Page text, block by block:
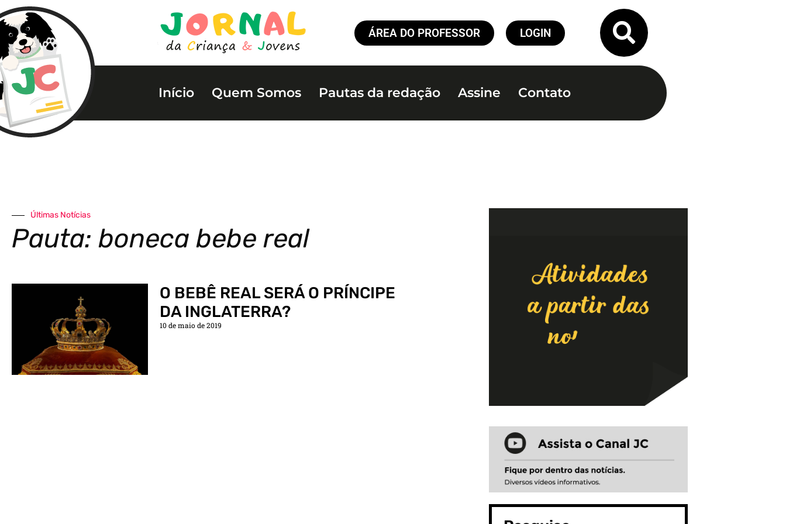
ÁREA DO PROFESSOR LOGIN
Início Quem Somos Pautas da redação Assine Contato
Últimas Notícias
Pauta: boneca bebe real
O BEBÊ REAL SERÁ O PRÍNCIPE
DA INGLATERRA?
10 de maio de 2019